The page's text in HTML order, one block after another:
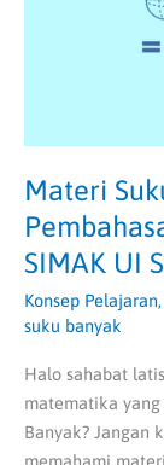
Materi
SIMAK UI
Konsep Pelajaran,
suku banyak
Halo sahabat
matematika
Banyak? Jangan
memahami
UI
SAINTEK